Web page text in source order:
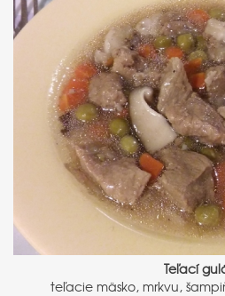
Teľací
teľacie mäsko, mrkvu,